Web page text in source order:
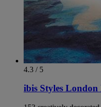
4.3 / 5
ibis Styles London